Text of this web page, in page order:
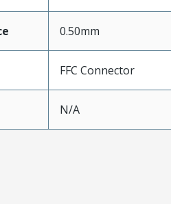
0.50mm
FFC Connector
N/A